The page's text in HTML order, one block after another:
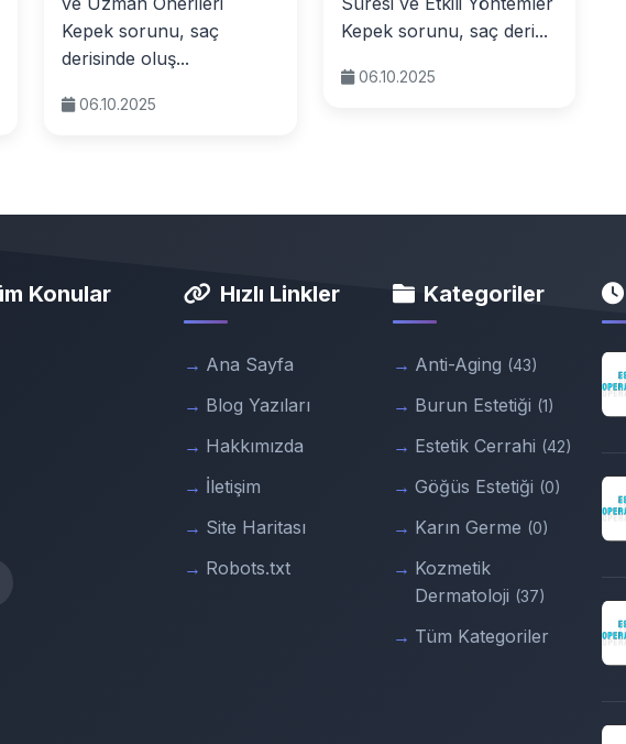
Kepek sorunu, saç
derisinde oluş...
06.10.2025
Kepek sorunu, saç deri...
06.10.2025
Konular
Hızlı Linkler
Ana Sayfa
Blog Yazıları
Hakkımızda
İletişim
Site Haritası
Robots.txt
Kategoriler
Anti-Aging (43)
Burun Estetiği (1)
Estetik Cerrahi (42)
Göğüs Estetiği (0)
Karın Germe (0)
Kozmetik
Dermatoloji (37)
Tüm Kategoriler